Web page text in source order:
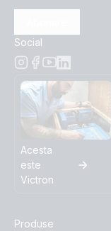
Social
Acesta
este
Victron
Produse